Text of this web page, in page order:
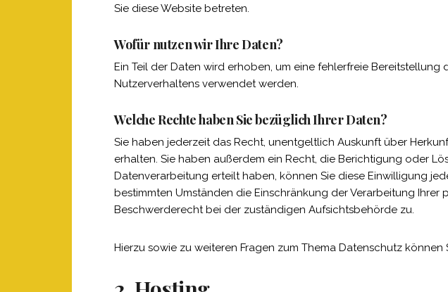
Sie diese Website betreten.
Wofür nutzen wir Ihre Daten?
Ein Teil der Daten wird erhoben, um eine fehlerfreie
Nutzerverhaltens verwendet werden.
Welche Rechte haben Sie bezüglich Ihrer Daten?
Sie haben jederzeit das Recht, unentgeltlich Auskunft über
erhalten. Sie haben außerdem ein Recht, die Berichtigung oder
Datenverarbeitung erteilt haben, können Sie diese Einwilligung
bestimmten Umständen die Einschränkung der Verarbeitung
Beschwerderecht bei der zuständigen Aufsichtsbehörde zu.
Hierzu sowie zu weiteren Fragen zum Thema Datenschutz können